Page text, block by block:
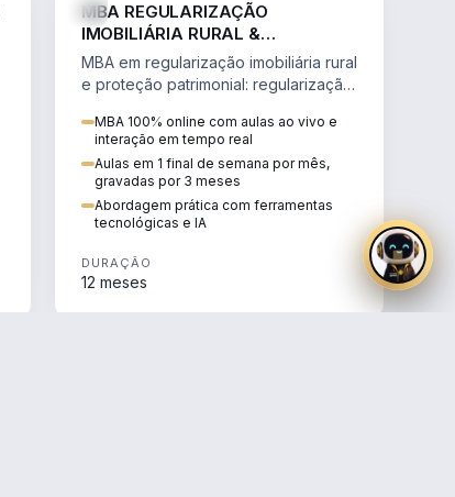
MBA REGULARIZAÇÃO
IMOBILIÁRIA RURAL &
PROTEÇÃO PATRIMONIAL
MBA em regularização imobiliária rural
e proteção patrimonial: regularização
rural.
MBA 100% online com aulas ao vivo e
interação em tempo real
Aulas em 1 final de semana por mês,
gravadas por 3 meses
Abordagem prática com ferramentas
tecnológicas e IA
DURAÇÃO
12 meses